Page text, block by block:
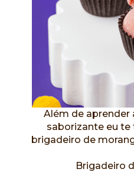
Além de aprender
saborizante eu
brigadeiro de
Brigadeiro